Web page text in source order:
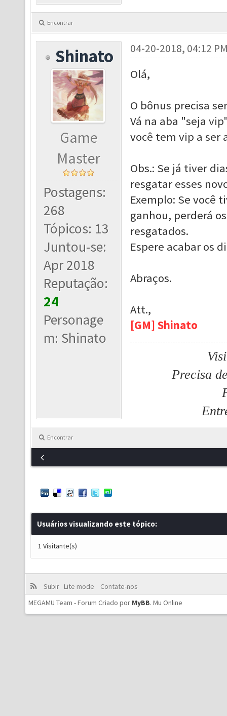
Encontrar
Shinato
Game
Master
Postagens:
268
Tópicos: 13
Juntou-se:
Apr 2018
Reputação:
24
Personage
m: Shinato
04-20-2018, 04:12
Olá,
O bônus precisa
Vá na aba "seja
você tem vip a ser
Obs.: Se já tiver
resgatar esses
Exemplo: Se você
ganhou, perderá
resgatados.
Espere acabar os
Abraços.
Att.,
[GM] Shinato
Precisa
Encontrar
Usuários visualizando este tópico:
1 Visitante(s)
Subir Lite mode
Contate-nos
MEGAMU Team - Forum Criado por MyBB. Mu Online